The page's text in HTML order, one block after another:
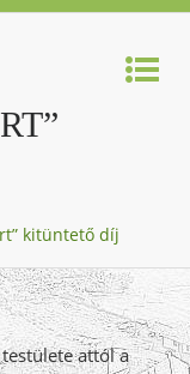
kitüntető díj
attól a